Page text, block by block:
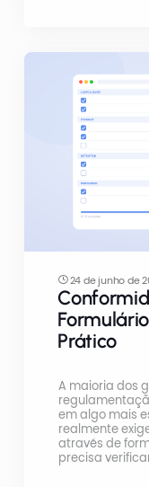
24 de junho de
Prático
A maioria dos
em algo mais
realmente
através de
precisa